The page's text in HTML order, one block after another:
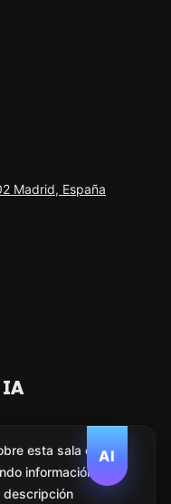
Madrid, España
AI
esta sala de
información
descripción